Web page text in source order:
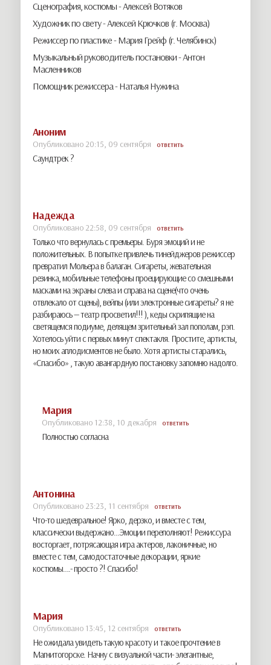
Сценография, костюмы -Алексей Вотяков
Художник по свету -Алексей Крючков (г. Москва)
Режиссер по пластике -Мария Грейф (г. Челябинск)
Музыкальный руководитель постановки -Антон
Масленников
Помощник режиссера -Наталья Нужина
Аноним
Опубликовано 20:15, 09 сентября ОТВЕТИТЬ
Саундтрек ?
Надежда
Опубликовано 22:58, 09 сентября ОТВЕТИТЬ
Только что вернулась с премьеры. Буря эмоций и не
положительных. В попытке привлечь тинейджеров режиссер
превратил Мольера в балаган. Сигареты, жевательная
резинка, мобильные телефоны проецирующие со смешными
масками на экраны слева и справа на сцене(что очень
отвлекало от сцены), вейпы (или электронные сигареты? я не
разбираюсь — театр просветил!!! ), кеды скрипящие на
светящемся подиуме, делящем зрительный зал пополам, рэп.
Хотелось уйти с первых минут спектакля. Простите, артисты,
но моих аплодисментов не было. Хотя артисты старались,
«Спасибо» , такую авангардную постановку запомню надолго.
Мария
Опубликовано 12:38, 10 декабря ОТВЕТИТЬ
Полностью согласна
Антонина
Опубликовано 23:23, 11 сентября ОТВЕТИТЬ
Что-то шедевральное! Ярко, дерзко, и вместе с тем,
классически выдержано…Эмоции переполняют! Режиссура
восторгает, потрясающая игра актеров, лаконичные, но
вместе с тем, самодостаточные декорации, яркие
костюмы….- просто ?! Спасибо!
Мария
Опубликовано 13:45, 12 сентября ОТВЕТИТЬ
Не ожидала увидеть такую красоту и такое прочтение в
Магнитогорске. Начну с визуальной части- элегантные,